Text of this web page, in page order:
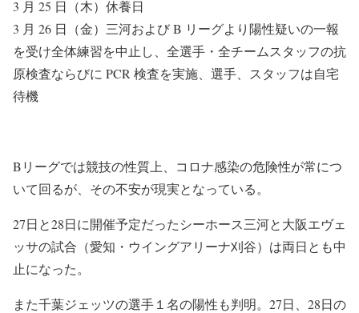
3 月 25 日（木）休養日
3 月 26 日（金）三河および B リーグより陽性疑いの一報
を受け全体練習を中止し、全選手・全チームスタッフの抗
原検査ならびに PCR 検査を実施、選手、スタッフは自宅
待機
Bリーグでは競技の性質上、コロナ感染の危険性が常につ
いて回るが、その不安が現実となっている。
27日と28日に開催予定だったシーホース三河と大阪エヴェ
ッサの試合（愛知・ウイングアリーナ刈谷）は両日とも中
止になった。
また千葉ジェッツの選手１名の陽性も判明。27日、28日の